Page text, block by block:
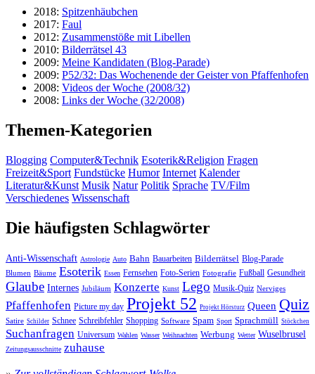
2018: Spitzenhäubchen
2017: Faul
2012: Zusammenstöße mit Libellen
2010: Bilderrätsel 43
2009: Meine Kandidaten (Blog-Parade)
2009: P52/32: Das Wochenende der Geister von Pfaffenhofen
2008: Videos der Woche (2008/32)
2008: Links der Woche (32/2008)
Themen-Kategorien
Blogging Computer&Technik Esoterik&Religion Fragen
Freizeit&Sport Fundstücke Humor Internet Kalender
Literatur&Kunst Musik Natur Politik Sprache TV/Film
Verschiedenes Wissenschaft
Die häufigsten Schlagwörter
Anti-Wissenschaft Astrologie Auto Bahn Bauarbeiten Bilderrätsel Blog-Parade
Blumen Bäume Esoterik Essen Fernsehen Foto-Serien Fotografie Fußball Gesundheit
Glaube Internes Jubiläum Konzerte Kunst Lego Musik-Quiz Nerviges
Pfaffenhofen Picture my day Projekt 52 Projekt Hörsturz Queen Quiz
Satire Schilder Schnee Schreibfehler Shopping Software Spam Sport Sprachmüll Stöckchen
Suchanfragen Universum Wahlen Wasser Weihnachten Werbung Wetter Wuselbrusel
Zeitungsausschnitte zuhause